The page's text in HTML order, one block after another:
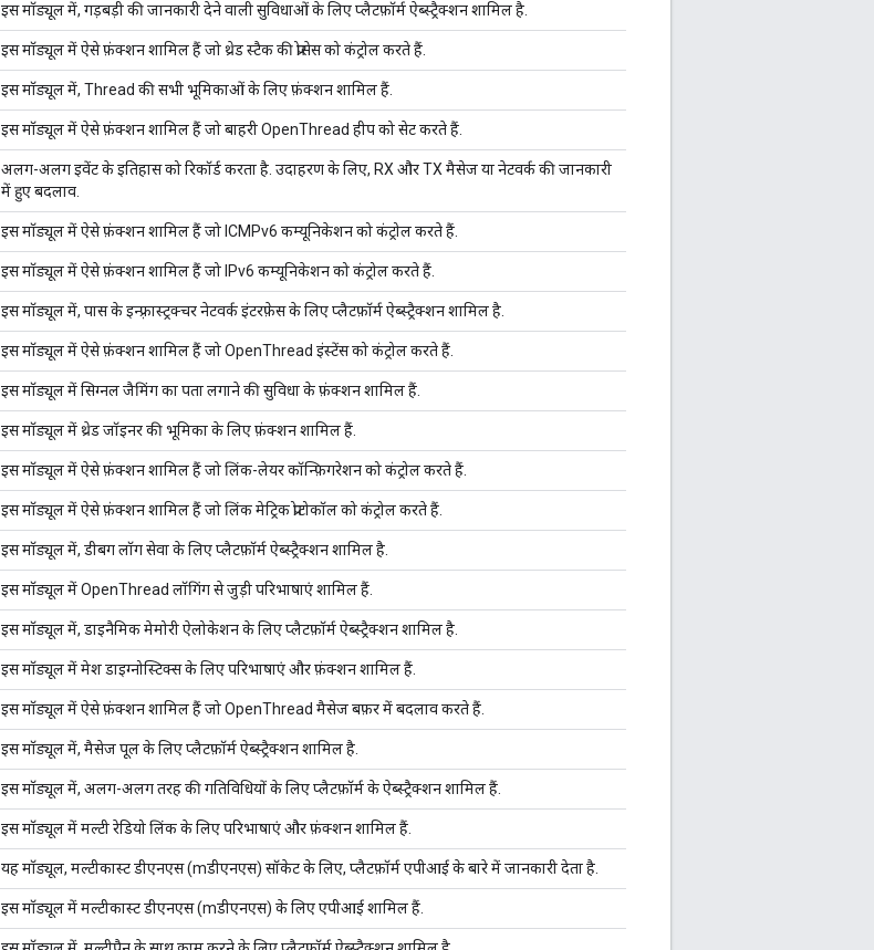
इस मॉड्यूल में, गड़बड़ी की जानकारी देने वाली सुविधाओं के लिए प्लैटफ़ॉर्म ऐब्स्ट्रैक्शन शामिल है.
इस मॉड्यूल में ऐसे फ़ंक्शन शामिल हैं जो थ्रेड स्टैक की प्रोसेस को कंट्रोल करते हैं.
इस मॉड्यूल में, Thread की सभी भूमिकाओं के लिए फ़ंक्शन शामिल हैं.
इस मॉड्यूल में ऐसे फ़ंक्शन शामिल हैं जो बाहरी OpenThread हीप को सेट करते हैं.
अलग-अलग इवेंट के इतिहास को रिकॉर्ड करता है. उदाहरण के लिए, RX और TX मैसेज या नेटवर्क की जानकारी
में हुए बदलाव.
इस मॉड्यूल में ऐसे फ़ंक्शन शामिल हैं जो ICMPv6 कम्यूनिकेशन को कंट्रोल करते हैं.
इस मॉड्यूल में ऐसे फ़ंक्शन शामिल हैं जो IPv6 कम्यूनिकेशन को कंट्रोल करते हैं.
इस मॉड्यूल में, पास के इन्फ़्रास्ट्रक्चर नेटवर्क इंटरफ़ेस के लिए प्लैटफ़ॉर्म ऐब्स्ट्रैक्शन शामिल है.
इस मॉड्यूल में ऐसे फ़ंक्शन शामिल हैं जो OpenThread इंस्टेंस को कंट्रोल करते हैं.
इस मॉड्यूल में सिग्नल जैमिंग का पता लगाने की सुविधा के फ़ंक्शन शामिल हैं.
इस मॉड्यूल में थ्रेड जॉइनर की भूमिका के लिए फ़ंक्शन शामिल हैं.
इस मॉड्यूल में ऐसे फ़ंक्शन शामिल हैं जो लिंक-लेयर कॉन्फ़िगरेशन को कंट्रोल करते हैं.
इस मॉड्यूल में ऐसे फ़ंक्शन शामिल हैं जो लिंक मेट्रिक प्रोटोकॉल को कंट्रोल करते हैं.
इस मॉड्यूल में, डीबग लॉग सेवा के लिए प्लैटफ़ॉर्म ऐब्स्ट्रैक्शन शामिल है.
इस मॉड्यूल में OpenThread लॉगिंग से जुड़ी परिभाषाएं शामिल हैं.
इस मॉड्यूल में, डाइनैमिक मेमोरी ऐलोकेशन के लिए प्लैटफ़ॉर्म ऐब्स्ट्रैक्शन शामिल है.
इस मॉड्यूल में मेश डाइग्नोस्टिक्स के लिए परिभाषाएं और फ़ंक्शन शामिल हैं.
इस मॉड्यूल में ऐसे फ़ंक्शन शामिल हैं जो OpenThread मैसेज बफ़र में बदलाव करते हैं.
इस मॉड्यूल में, मैसेज पूल के लिए प्लैटफ़ॉर्म ऐब्स्ट्रैक्शन शामिल है.
इस मॉड्यूल में, अलग-अलग तरह की गतिविधियों के लिए प्लैटफ़ॉर्म के ऐब्स्ट्रैक्शन शामिल हैं.
इस मॉड्यूल में मल्टी रेडियो लिंक के लिए परिभाषाएं और फ़ंक्शन शामिल हैं.
यह मॉड्यूल, मल्टीकास्ट डीएनएस (mडीएनएस) सॉकेट के लिए, प्लैटफ़ॉर्म एपीआई के बारे में जानकारी देता है.
इस मॉड्यूल में मल्टीकास्ट डीएनएस (mडीएनएस) के लिए एपीआई शामिल हैं.